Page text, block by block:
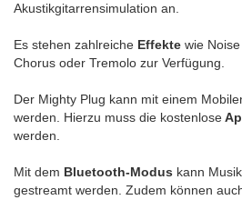
Akustikgitarrensimulation an.
Es stehen zahlreiche Effekte wie
Chorus oder Tremolo zur Verfügung.
Der Mighty Plug kann mit einem
werden. Hierzu muss die kostenlose
werden.
Mit dem Bluetooth-Modus kann
gestreamt werden. Zudem können